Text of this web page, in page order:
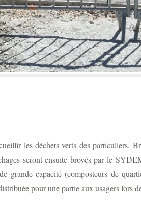
les déchets verts des particuliers.
seront ensuite broyés par le
grande capacité (composteurs de
pour une partie aux usagers lors